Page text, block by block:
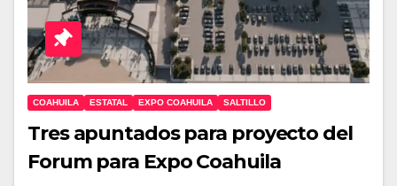
COAHUILA ESTATAL EXPO COAHUILA SALTILLO
Tres apuntados para proyecto del
Forum para Expo Coahuila